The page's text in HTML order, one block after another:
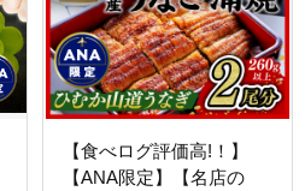
【食べログ評価高!！】
【ANA限定】【名店の